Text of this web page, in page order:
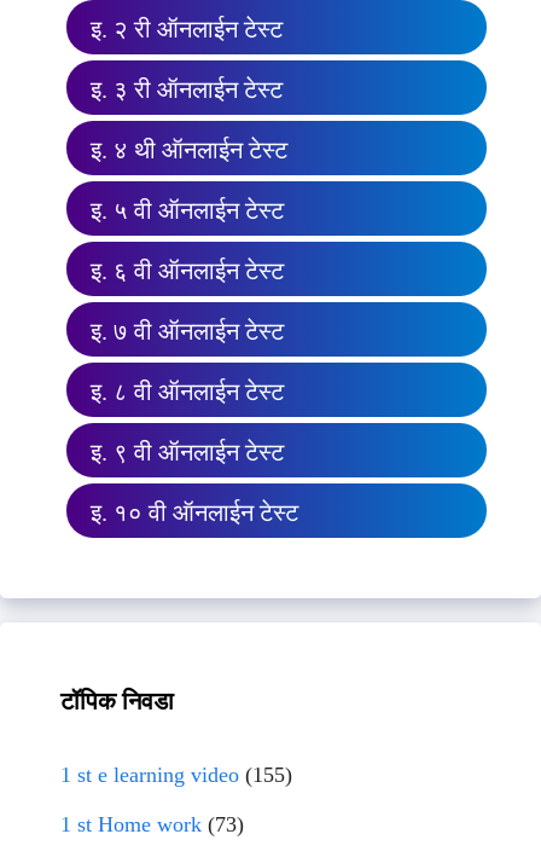
इ. २ री ऑनलाईन टेस्ट
इ. ३ री ऑनलाईन टेस्ट
इ. ४ थी ऑनलाईन टेस्ट
इ. ५ वी ऑनलाईन टेस्ट
इ. ६ वी ऑनलाईन टेस्ट
इ. ७ वी ऑनलाईन टेस्ट
इ. ८ वी ऑनलाईन टेस्ट
इ. ९ वी ऑनलाईन टेस्ट
इ. १० वी ऑनलाईन टेस्ट
टॉपिक निवडा
1 st e learning video (155)
1 st Home work (73)